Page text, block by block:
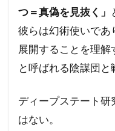
つ＝真偽を見抜く」
彼らは幻術使いであ
展開することを理解
と呼ばれる陰謀団と
ディープステート研
はない。